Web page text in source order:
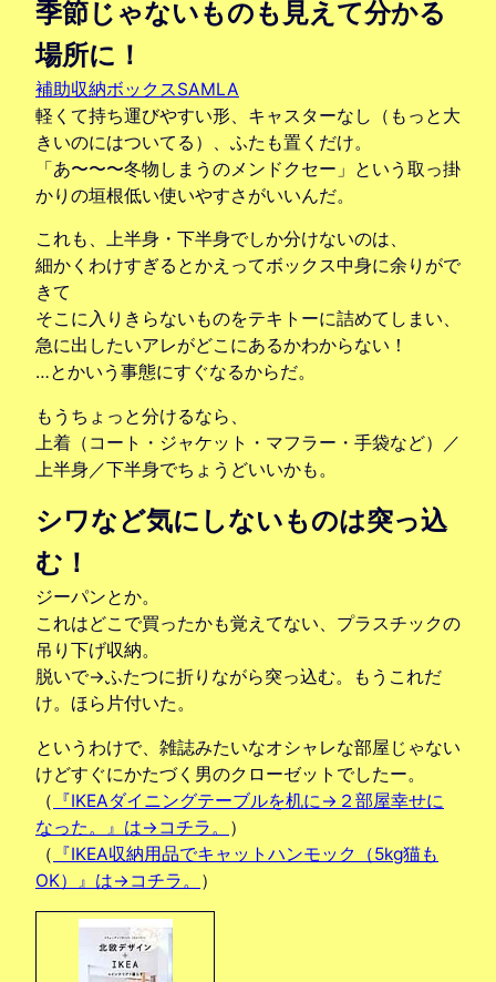
季節じゃないものも見えて分かる
場所に！
補助収納ボックスSAMLA
軽くて持ち運びやすい形、キャスターなし（もっと大
きいのにはついてる）、ふたも置くだけ。
「あ〜〜〜冬物しまうのメンドクセー」という取っ掛
かりの垣根低い使いやすさがいいんだ。
これも、上半身・下半身でしか分けないのは、
細かくわけすぎるとかえってボックス中身に余りがで
きて
そこに入りきらないものをテキトーに詰めてしまい、
急に出したいアレがどこにあるかわからない！
…とかいう事態にすぐなるからだ。
もうちょっと分けるなら、
上着（コート・ジャケット・マフラー・手袋など）／
上半身／下半身でちょうどいいかも。
シワなど気にしないものは突っ込
む！
ジーパンとか。
これはどこで買ったかも覚えてない、プラスチックの
吊り下げ収納。
脱いで→ふたつに折りながら突っ込む。もうこれだ
け。ほら片付いた。
というわけで、雑誌みたいなオシャレな部屋じゃない
けどすぐにかたづく男のクローゼットでしたー。
（ 『IKEAダイニングテーブルを机に→２部屋幸せに
なった。』は→コチラ。
）
（ 『IKEA収納用品でキャットハンモック（5kg猫も
OK）』は→コチラ。
）